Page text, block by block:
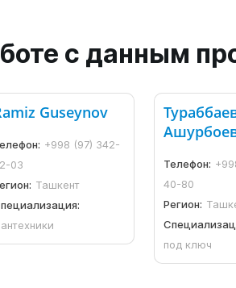
с данным
Guseynov
+998 (97) 342-
03
Ташкент
Телефон:
40-80
Регион:
под ключ